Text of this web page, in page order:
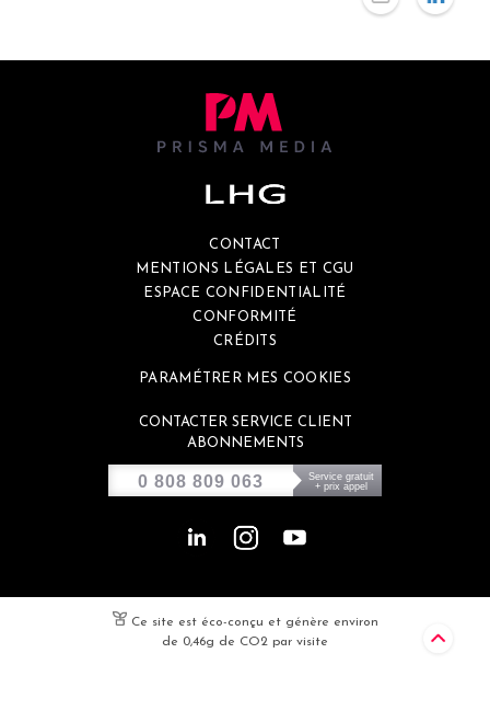
CONTACT
MENTIONS LÉGALES ET CGU
ESPACE CONFIDENTIALITÉ
CONFORMITÉ
CRÉDITS
PARAMÉTRER MES COOKIES
CONTACTER SERVICE CLIENT
ABONNEMENTS
0 808 809 063
Service gratuit
+ prix appel
Ce site est éco-conçu et génère environ
de 0,46g de CO2 par visite